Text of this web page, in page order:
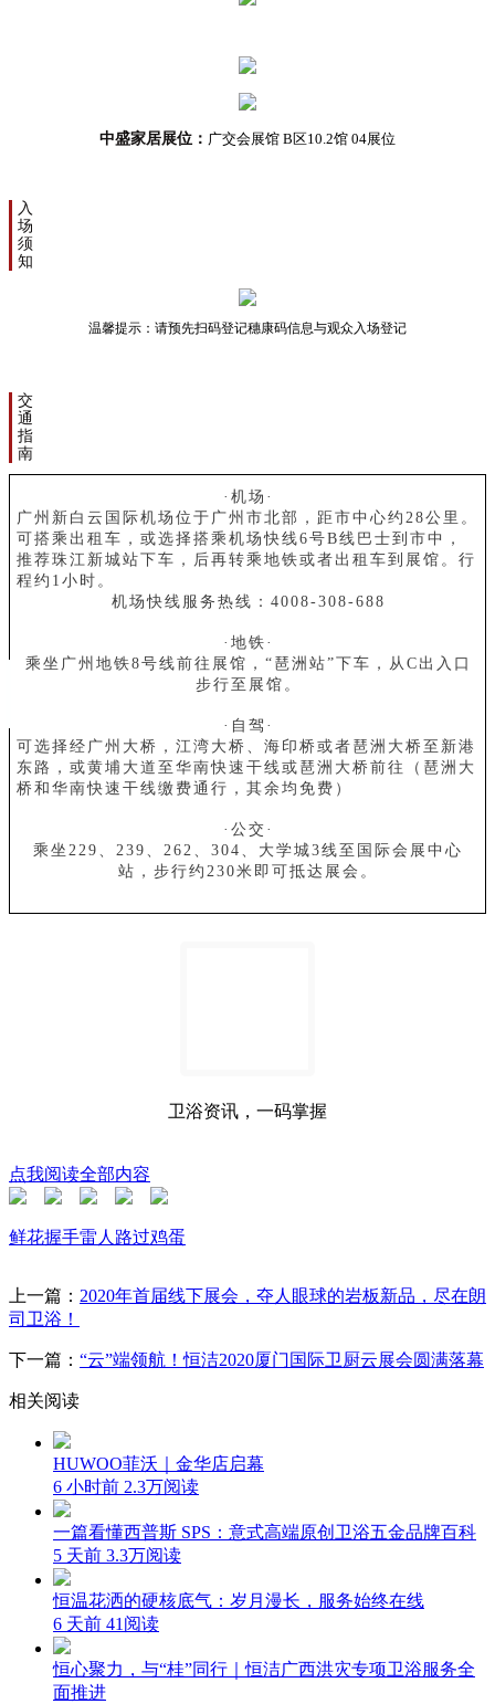
中盛家居展位： 广交会展馆 B区10.2馆 04展位
入
场
须
知
温馨提示：请预先扫码登记穗康码信息与观众入场登记
交
通
指
南
·机场·
广州新白云国际机场位于广州市北部，距市中心约28公里。
可搭乘出租车，或选择搭乘机场快线6号B线巴士到市中，
推荐珠江新城站下车，后再转乘地铁或者出租车到展馆。行
程约1小时。
机场快线服务热线：4008-308-688
·地铁·
乘坐广州地铁8号线前往展馆，“琶洲站”下车，从C出入口
步行至展馆。
·自驾·
可选择经广州大桥，江湾大桥、海印桥或者琶洲大桥至新港
东路，或黄埔大道至华南快速干线或琶洲大桥前往（琶洲大
桥和华南快速干线缴费通行，其余均免费）
·公交·
乘坐229、239、262、304、大学城3线至国际会展中心
站，步行约230米即可抵达展会。
卫浴资讯，一码掌握
点我阅读全部内容
鲜花握手雷人 路过鸡蛋
上一篇： 2020年首届线下展会，夺人眼球的岩板新品，尽在朗
司卫浴！
下一篇： “云”端领航！恒洁2020厦门国际卫厨云展会圆满落幕
相关阅读
HUWOO菲沃｜金华店启幕
6 小时前 2.3万阅读
一篇看懂西普斯 SPS：意式高端原创卫浴五金品牌百科
5 天前 3.3万阅读
恒温花洒的硬核底气：岁月漫长，服务始终在线
6 天前 41阅读
恒心聚力，与“桂”同行｜恒洁广西洪灾专项卫浴服务全
面推进